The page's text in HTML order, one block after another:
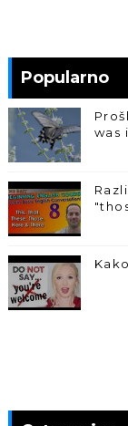
Popularno
was